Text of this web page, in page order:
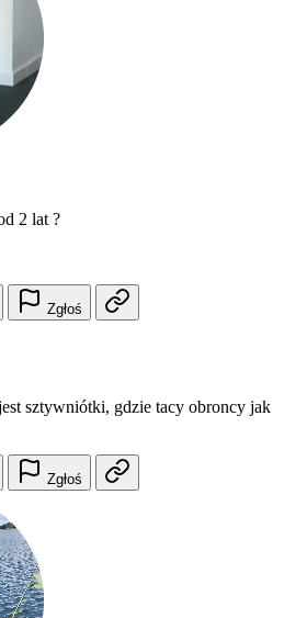
2 lat ?
Zgłoś
sztywniótki, gdzie tacy obroncy jak
Zgłoś